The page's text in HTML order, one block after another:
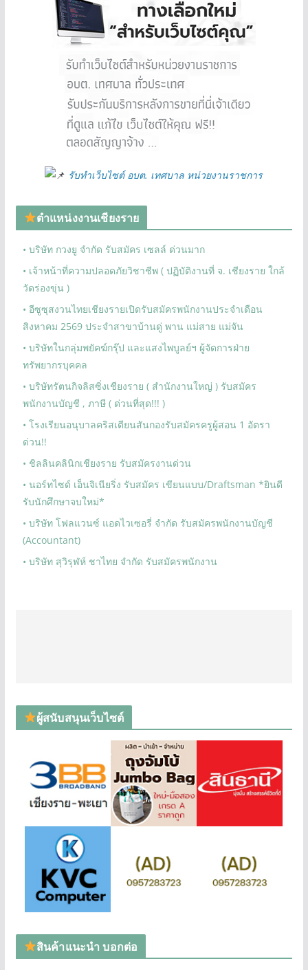
รับทำเว็บไซต์ อบต. เทศบาล หน่วยงานราชการ
ตำแหน่งงานเชียงราย
• บริษัท กวงยู จำกัด รับสมัคร เซลล์ ด่วนมาก
• เจ้าหน้าที่ความปลอดภัยวิชาชีพ ( ปฏิบัติงานที่ จ. เชียงราย ใกล้
วัดร่องขุ่น )
• อีซูซุสงวนไทยเชียงรายเปิดรับสมัครพนักงานประจำเดือน
สิงหาคม 2569 ประจำสาขาบ้านดู่ พาน แม่สาย แม่จัน
• บริษัทในกลุ่มพยัคฆ์กรุ๊ป และแสงไพบูลย์ฯ ผู้จัดการฝ่าย
ทรัพยากรบุคคล
• บริษัทรัตนกิจลิสซิ่งเชียงราย ( สำนักงานใหญ่ ) รับสมัคร
พนักงานบัญชี , ภาษี ( ด่วนที่สุด!!! )
• โรงเรียนอนุบาลคริสเตียนสันกองรับสมัครครูผู้สอน 1 อัตรา
ด่วน!!
• ชิลลินคลินิกเชียงราย รับสมัครงานด่วน
• นอร์ทไซด์ เอ็นจิเนียริ่ง รับสมัคร เขียนแบบ/Draftsman *ยินดี
รับนักศึกษาจบใหม่*
• บริษัท โฟลแวนซ์ แอดไวเซอรี่ จำกัด รับสมัครพนักงานบัญชี
(Accountant)
• บริษัท สุวิรุฬห์ ชาไทย จำกัด รับสมัครพนักงาน
ผู้สนับสนุนเว็บไซต์
สินค้าแนะนำ บอกต่อ